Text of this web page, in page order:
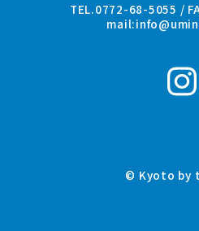
TEL.0772-68-5055 /
mail:
© Kyoto by